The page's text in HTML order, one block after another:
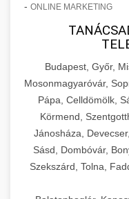
- ONLINE MARKETING
Budapest, Győr,
Mosonmagyaróvár,
Pápa, Celldömölk,
Körmend,
Jánosháza,
Sásd, Dombóvár,
Szekszárd, Tolna,